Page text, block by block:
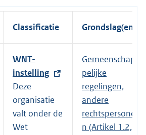
Classificatie Grondslag(en)
E
x
t
e
r
n
WNT-
instelling
Deze
organisatie
valt onder de
Wet
Gemeenschap
pelijke
regelingen,
andere
rechtspersone
n (Artikel 1.2,